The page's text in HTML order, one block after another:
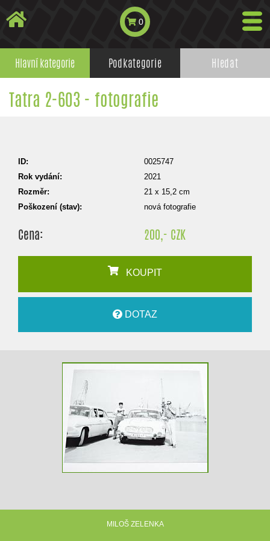
0
Hlavní kategorie Podkategorie Hledat
Tatra 2-603 - fotografie
ID:
0025747
Rok vydání:
2021
Rozměr:
21 x 15,2 cm
Poškození (stav):
nová fotografie
Cena: 200,- CZK
KOUPIT
DOTAZ
MILOŠ ZELENKA